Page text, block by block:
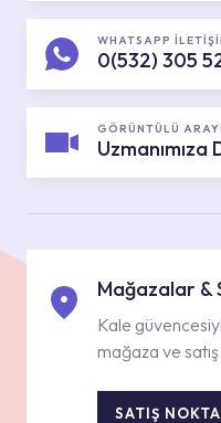
WHATSAPP
0(532) 305
GÖRÜNTÜLÜ
Uzmanımıza
Mağazalar &
Kale
mağaza ve
SATIŞ